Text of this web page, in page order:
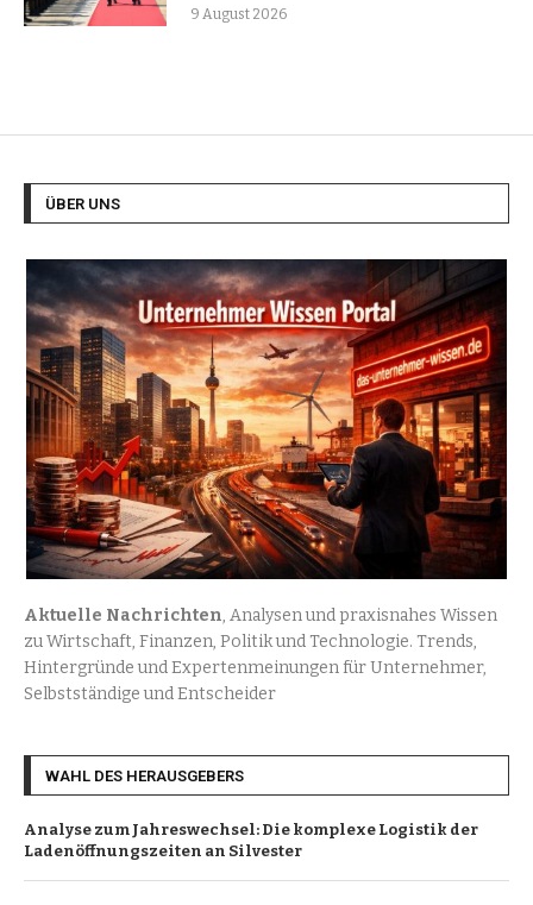
9 August 2026
ÜBER UNS
Aktuelle Nachrichten, Analysen und praxisnahes Wissen
zu Wirtschaft, Finanzen, Politik und Technologie. Trends,
Hintergründe und Expertenmeinungen für Unternehmer,
Selbstständige und Entscheider
WAHL DES HERAUSGEBERS
Analyse zum Jahreswechsel: Die komplexe Logistik der
Ladenöffnungszeiten an Silvester